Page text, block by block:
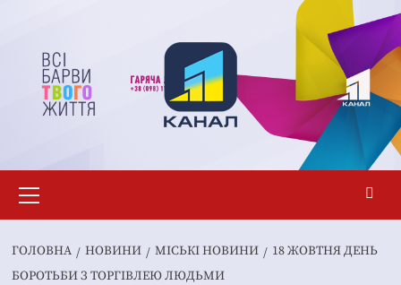
вмісту
меню
ГОЛОВНА НОВИНИ MІСЬКІ НОВИНИ
18 ЖОВТНЯ ДЕНЬ
БОРОТЬБИ З ТОРГІВЛЕЮ ЛЮДЬМИ